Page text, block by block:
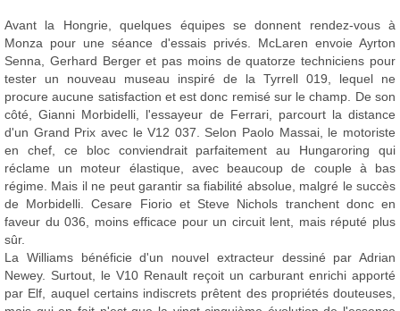
Avant la Hongrie, quelques équipes se donnent rendez-vous à
Monza pour une séance d'essais privés. McLaren envoie Ayrton
Senna, Gerhard Berger et pas moins de quatorze techniciens pour
tester un nouveau museau inspiré de la Tyrrell 019, lequel ne
procure aucune satisfaction et est donc remisé sur le champ. De son
côté, Gianni Morbidelli, l'essayeur de Ferrari, parcourt la distance
d'un Grand Prix avec le V12 037. Selon Paolo Massai, le motoriste
en chef, ce bloc conviendrait parfaitement au Hungaroring qui
réclame un moteur élastique, avec beaucoup de couple à bas
régime. Mais il ne peut garantir sa fiabilité absolue, malgré le succès
de Morbidelli. Cesare Fiorio et Steve Nichols tranchent donc en
faveur du 036, moins efficace pour un circuit lent, mais réputé plus
sûr.
La Williams bénéficie d'un nouvel extracteur dessiné par Adrian
Newey. Surtout, le V10 Renault reçoit un carburant enrichi apporté
par Elf, auquel certains indiscrets prêtent des propriétés douteuses,